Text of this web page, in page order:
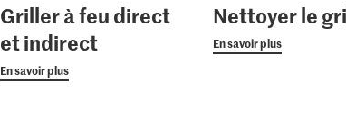
Griller à feu direct
et indirect
En savoir plus
Nettoyer le
En savoir plus